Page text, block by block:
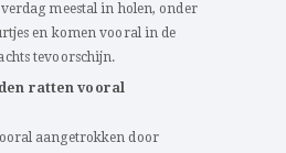
meestal in holen, onder
en komen vooral in de
tevoorschijn.
ratten vooral
aangetrokken door